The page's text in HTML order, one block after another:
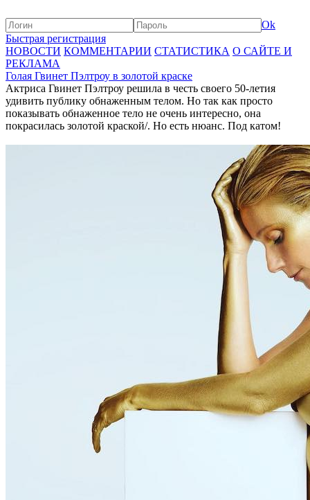
Ok
Быстрая регистрация
НОВОСТИ КОММЕНТАРИИ СТАТИСТИКА О САЙТЕ И
РЕКЛАМА
Голая Гвинет Пэлтроу в золотой краске
Актриса Гвинет Пэлтроу решила в честь своего 50-летия
удивить публику обнаженным телом. Но так как просто
показывать обнаженное тело не очень интересно, она
покрасилась золотой краской/. Но есть нюанс. Под катом!